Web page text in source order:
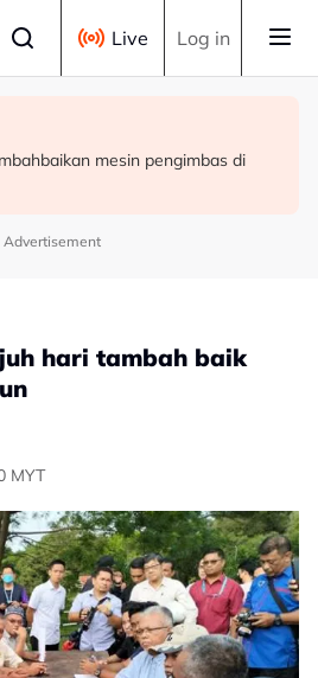
Live Log in
lebih RM1 juta, perkasa
Astro AWANI ungguli
Terbaik
mesin pengimbas di
Advertisement
hari tambah baik
MYT